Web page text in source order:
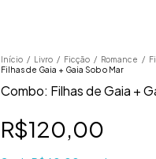
Início / Livro / Ficção / Romance /
Filhas de Gaia + Gaia Sob o Mar
Combo: Filhas de Gaia +
R$120,00